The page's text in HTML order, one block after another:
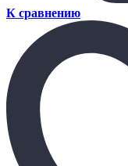
К сравнению